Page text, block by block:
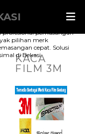
profesional pemasangan
pilihan merk
cepat. Solusi
di Bekasi.
KACA
FILM 3M